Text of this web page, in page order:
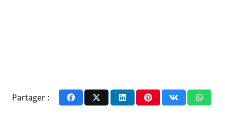
Partager :